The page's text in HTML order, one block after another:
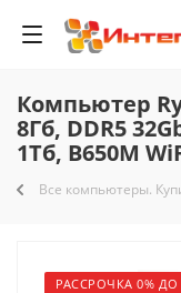
Компьютер
8Гб, DDR5
1Тб, B650M
Все компьютеры.
РАССРОЧКА 0% ДО